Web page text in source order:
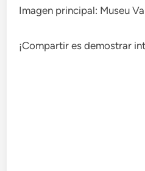
Imagen principal: Museu
¡Compartir es demostrar